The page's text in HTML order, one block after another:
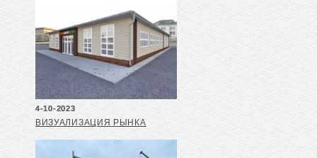
4-10-2023
ВИЗУАЛИЗАЦИЯ РЫНКА